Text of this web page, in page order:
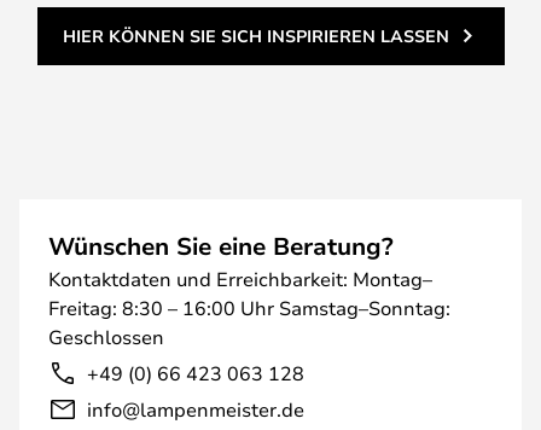
HIER KÖNNEN SIE SICH INSPIRIEREN LASSEN
Wünschen Sie eine Beratung?
Kontaktdaten und Erreichbarkeit: Montag–
Freitag: 8:30 – 16:00 Uhr Samstag–Sonntag:
Geschlossen
+49 (0) 66 423 063 128
info@lampenmeister.de